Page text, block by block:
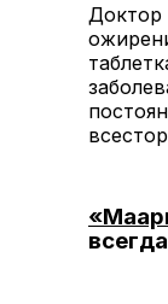
Доктор